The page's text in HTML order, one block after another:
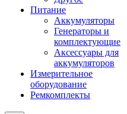
Питание
Аккумуляторы
Генераторы и
комплектующие
Аксессуары для
аккумуляторов
Измерительное
оборудование
Ремкомплекты